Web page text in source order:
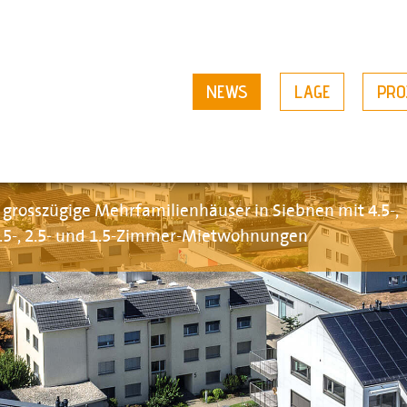
NEWS LAGE
grosszügige Mehrfamilienhäuser in Siebnen mit 4.5-,
, 2.5- und 1.5-Zimmer-Mietwohnungen